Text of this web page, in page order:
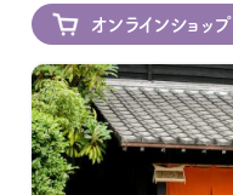
オンラインショップ